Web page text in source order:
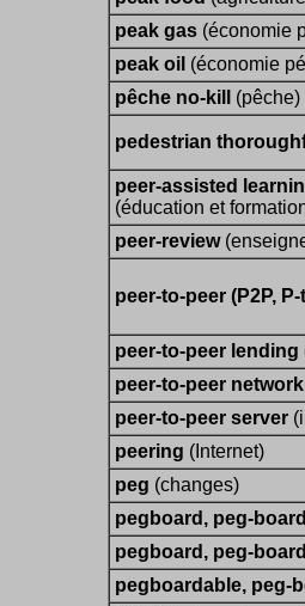
peak gas (économie
peak oil (économie
pêche no-kill
(pêche)
pedestrian
peer-assisted
(éducation et
peer-review
peer-to-peer (P2P,
peer-to-peer lending
peer-to-peer network
peer-to-peer server
peering (Internet)
peg (changes)
pegboard, peg-board
pegboard, peg-board
pegboardable, peg-